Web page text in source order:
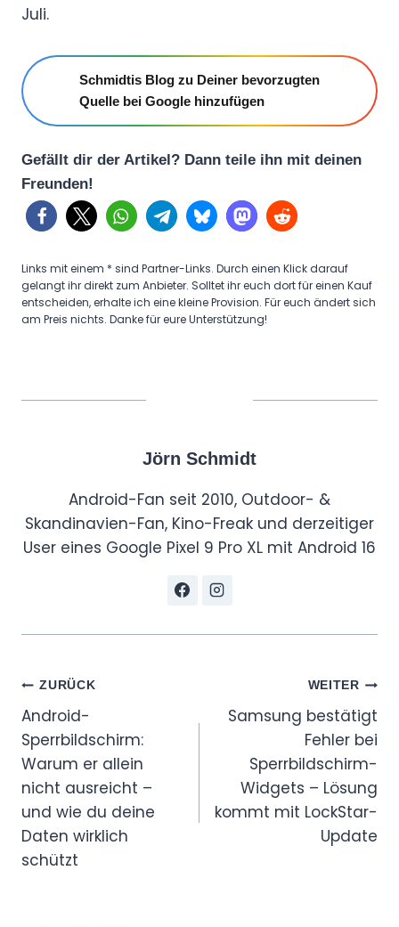
Juli.
Schmidtis Blog zu Deiner bevorzugten
Quelle bei Google hinzufügen
Gefällt dir der Artikel? Dann teile ihn mit deinen
Freunden!
Links mit einem * sind Partner-Links. Durch einen Klick darauf
gelangt ihr direkt zum Anbieter. Solltet ihr euch dort für einen Kauf
entscheiden, erhalte ich eine kleine Provision. Für euch ändert sich
am Preis nichts. Danke für eure Unterstützung!
Jörn Schmidt
Android-Fan seit 2010, Outdoor- &
Skandinavien-Fan, Kino-Freak und derzeitiger
User eines Google Pixel 9 Pro XL mit Android 16
Beitragsnavigation
ZURÜCK
Android-
Sperrbildschirm:
Warum er allein
nicht ausreicht –
und wie du deine
Daten wirklich
schützt
WEITER
Samsung bestätigt
Fehler bei
Sperrbildschirm-
Widgets – Lösung
kommt mit LockStar-
Update